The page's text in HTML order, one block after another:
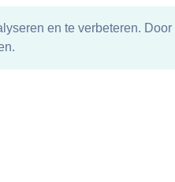
en te verbeteren.